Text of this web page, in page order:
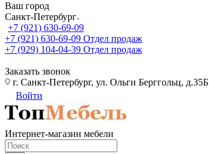
Ваш город
Санкт-Петербург
+7 (921) 630-69-09
+7 (921) 630-69-09 Отдел продаж
+7 (929) 104-04-39 Отдел продаж
Заказать звонок
г. Санкт-Петербург, ул. Ольги Берггольц, д.35Б
Войти
Интернет-магазин мебели